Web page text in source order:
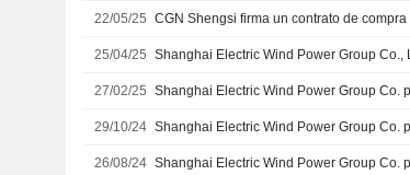
22/05/25
25/04/25
27/02/25
29/10/24
26/08/24